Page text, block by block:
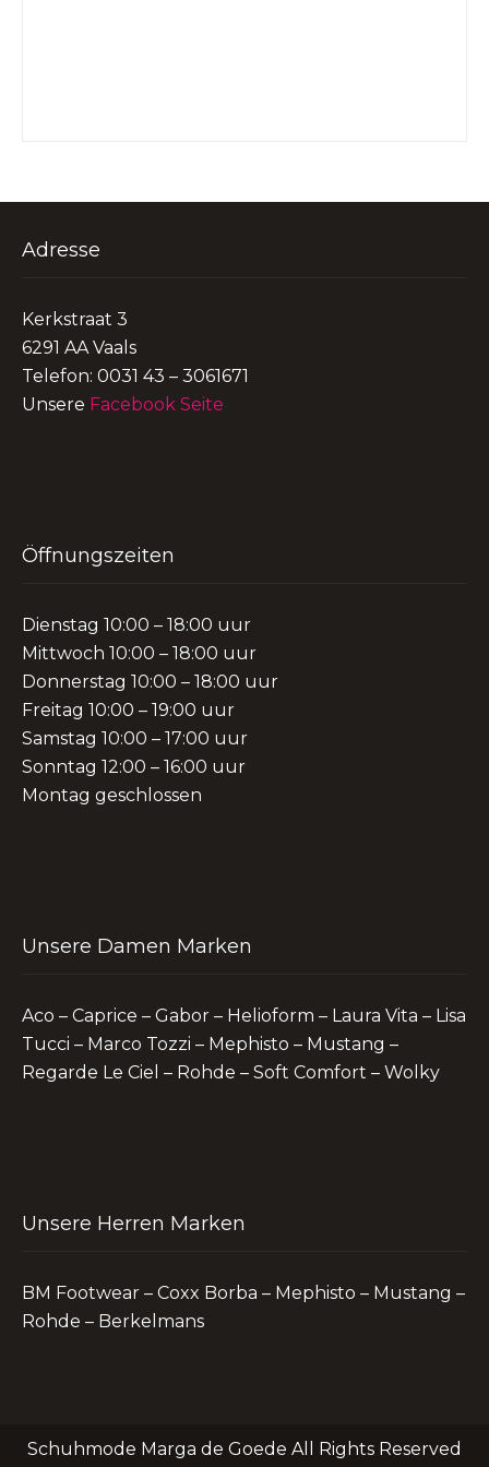
Adresse
Kerkstraat 3
6291 AA Vaals
Telefon: 0031 43 – 3061671
Unsere Facebook Seite
Öffnungszeiten
Dienstag 10:00 – 18:00 uur
Mittwoch 10:00 – 18:00 uur
Donnerstag 10:00 – 18:00 uur
Freitag 10:00 – 19:00 uur
Samstag 10:00 – 17:00 uur
Sonntag 12:00 – 16:00 uur
Montag geschlossen
Unsere Damen Marken
Aco – Caprice – Gabor – Helioform – Laura Vita – Lisa
Tucci – Marco Tozzi – Mephisto – Mustang –
Regarde Le Ciel – Rohde – Soft Comfort – Wolky
Unsere Herren Marken
BM Footwear – Coxx Borba – Mephisto – Mustang –
Rohde – Berkelmans
Schuhmode Marga de Goede All Rights Reserved